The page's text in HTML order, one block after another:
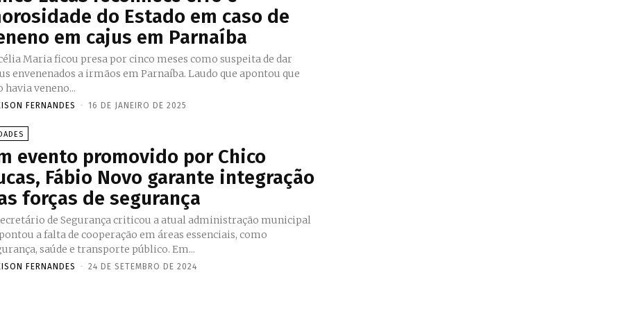
do Estado em caso de
em cajus em Parnaíba
Maria ficou presa por cinco meses como suspeita de dar
envenenados a irmãos em Parnaíba. Laudo que apontou que
havia veneno...
FERNANDES - 16 DE JANEIRO DE 2025
evento promovido por Chico
Fábio Novo garante integração
forças de segurança
de Segurança criticou a atual administração municipal
a falta de cooperação em áreas essenciais, como
segurança, saúde e transporte público. Em...
FERNANDES - 24 DE SETEMBRO DE 2024